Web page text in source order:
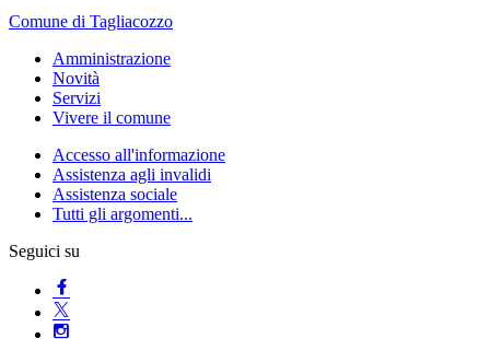
Comune di Tagliacozzo
Amministrazione
Novità
Servizi
Vivere il comune
Accesso all'informazione
Assistenza agli invalidi
Assistenza sociale
Tutti gli argomenti...
Seguici su